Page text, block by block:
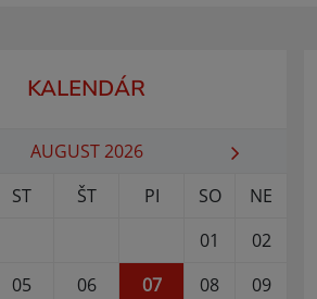
KALENDÁR
AUGUST 2026
ST ŠT PI SO
NE
01
02
05 06 07 08
09